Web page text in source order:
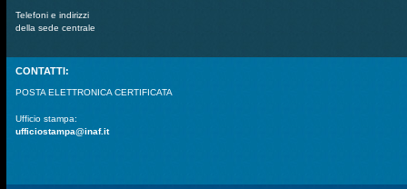
Telefoni e indirizzi
della sede centrale
CONTATTI:
POSTA ELETTRONICA CERTIFICATA
Ufficio stampa:
ufficiostampa@inaf.it